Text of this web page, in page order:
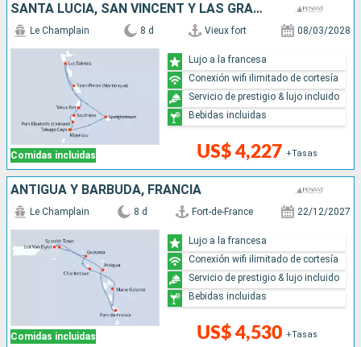
SANTA LUCIA, SAN VINCENT Y LAS GRANADINAS, BARBADOS
Comidas incluidas
Le Champlain 8 d Vieux fort 08/03/2028
US$ 4,227 +Tasas
Lujo a la francesa
Conexión wifi ilimitado de cortesía
Servicio de prestigio & lujo incluido
Bebidas incluidas
ANTIGUA Y BARBUDA, FRANCIA
Comidas incluidas
Le Champlain 8 d Fort-de-France 22/12/2027
US$ 4,530 +Tasas
Lujo a la francesa
Conexión wifi ilimitado de cortesía
Servicio de prestigio & lujo incluido
Bebidas incluidas